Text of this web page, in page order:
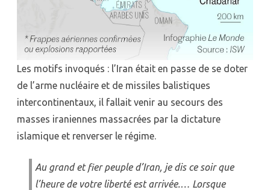
Les motifs invoqués : l’Iran était en passe de se doter
de l’arme nucléaire et de missiles balistiques
intercontinentaux, il fallait venir au secours des
masses iraniennes massacrées par la dictature
islamique et renverser le régime.
Au grand et fier peuple d’Iran, je dis ce soir que
l’heure de votre liberté est arrivée.… Lorsque